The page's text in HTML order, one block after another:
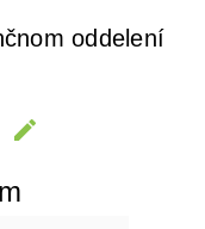
oddelení
edit